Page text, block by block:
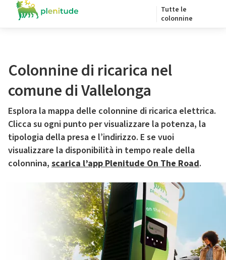
Tutte le
colonnine
Colonnine di ricarica nel
comune di Vallelonga
Esplora la mappa delle colonnine di ricarica elettrica.
Clicca su ogni punto per visualizzare la potenza, la
tipologia della presa e l’indirizzo. E se vuoi
visualizzare la disponibilità in tempo reale della
colonnina, scarica l’app Plenitude On The Road.